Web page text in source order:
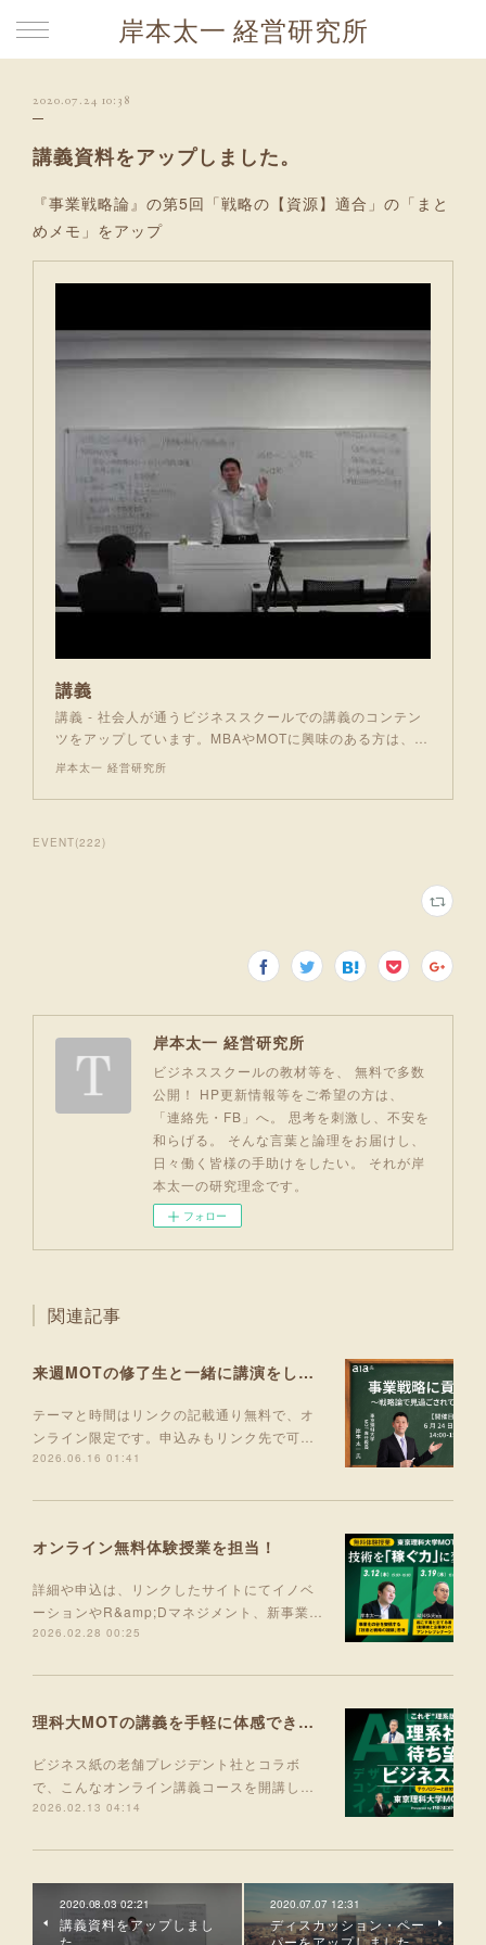
岸本太一 経営研究所
2020.07.24 10:38
講義資料をアップしました。
『事業戦略論』の第5回「戦略の【資源】適合」の「まと
めメモ」をアップ
講義
講義 - 社会人が通うビジネススクールでの講義のコンテン
ツをアップしています。MBAやMOTに興味のある方は、…
岸本太一 経営研究所
EVENT(222)
岸本太一 経営研究所
ビジネススクールの教材等を、 無料で多数
公開！ HP更新情報等をご希望の方は、
「連絡先・FB」へ。 思考を刺激し、不安を
和らげる。 そんな言葉と論理をお届けし、
日々働く皆様の手助けをしたい。 それが岸
本太一の研究理念です。
フォロー
関連記事
来週MOTの修了生と一緒に講演をします！
テーマと時間はリンクの記載通り無料で、オ
ンライン限定です。申込みもリンク先で可…
2026.06.16 01:41
オンライン無料体験授業を担当！
詳細や申込は、リンクしたサイトにてイノベ
ーションやR&amp;Dマネジメント、新事業…
2026.02.28 00:25
理科大MOTの講義を手軽に体感できる入門コース 5月より開講！
ビジネス紙の老舗プレジデント社とコラボ
で、こんなオンライン講義コースを開講し…
2026.02.13 04:14
2020.08.03 02:21
講義資料をアップしまし
た。
2020.07.07 12:31
ディスカッション・ペー
パーをアップしました。